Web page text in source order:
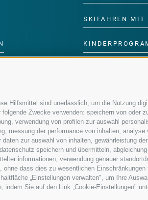
Hilfsmittel sind unerlässlich, um die Nutzung
Zwecke verwenden: speichern von oder
verwendung von profilen zur auswahl
messung der performance von inhalten,
zur auswahl von inhalten, gewährleistung
speichern und übermitteln,
informationen, verwendung genauer
dass dies zu wesentlichen
„Einstellungen verwalten", um Ihre
Sie auf den Link „Cookie-Einstellungen"
SKIFAHREN MIT